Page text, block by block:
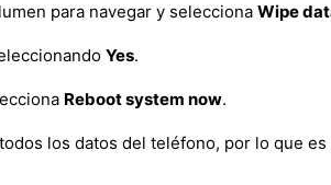
para navegar y selecciona Wipe
Yes.
Reboot system now.
los datos del teléfono, por lo que